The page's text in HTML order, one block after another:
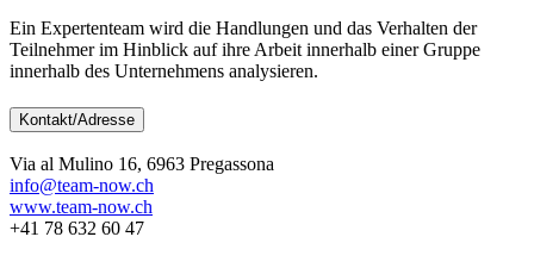
Ein Expertenteam wird die Handlungen und das Verhalten der
Teilnehmer im Hinblick auf ihre Arbeit innerhalb einer Gruppe
innerhalb des Unternehmens analysieren.
Kontakt/Adresse
Via al Mulino 16, 6963 Pregassona
info@team-now.ch
www.team-now.ch
+41 78 632 60 47